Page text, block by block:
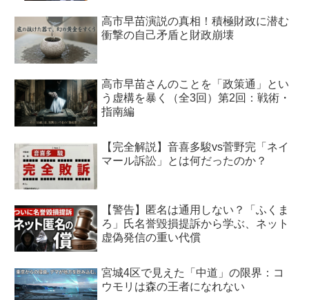
高市早苗演説の真相！積極財政に潜む
衝撃の自己矛盾と財政崩壊
高市早苗さんのことを「政策通」とい
う虚構を暴く（全3回）第2回：戦術・
指南編
【完全解説】音喜多駿vs菅野完「ネイ
マール訴訟」とは何だったのか？
【警告】匿名は通用しない？「ふくま
ろ」氏名誉毀損提訴から学ぶ、ネット
虚偽発信の重い代償
宮城4区で見えた「中道」の限界：コ
ウモリは森の王者になれない